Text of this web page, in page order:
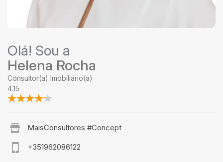
Olá! Sou a
Helena Rocha
Consultor(a) Imobiliário(a)
4.15
MaisConsultores #Concept
+351962086122